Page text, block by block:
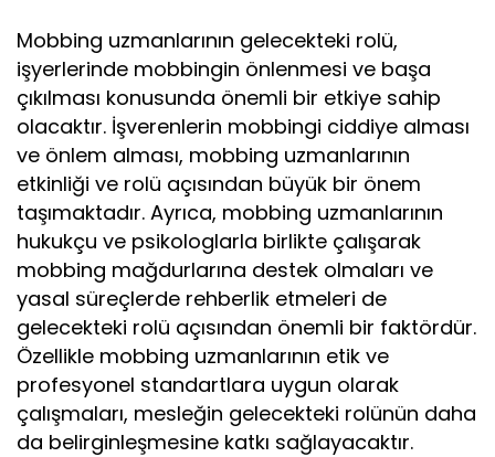
Mobbing uzmanlarının gelecekteki rolü,
işyerlerinde mobbingin önlenmesi ve başa
çıkılması konusunda önemli bir etkiye sahip
olacaktır. İşverenlerin mobbingi ciddiye alması
ve önlem alması, mobbing uzmanlarının
etkinliği ve rolü açısından büyük bir önem
taşımaktadır. Ayrıca, mobbing uzmanlarının
hukukçu ve psikologlarla birlikte çalışarak
mobbing mağdurlarına destek olmaları ve
yasal süreçlerde rehberlik etmeleri de
gelecekteki rolü açısından önemli bir faktördür.
Özellikle mobbing uzmanlarının etik ve
profesyonel standartlara uygun olarak
çalışmaları, mesleğin gelecekteki rolünün daha
da belirginleşmesine katkı sağlayacaktır.